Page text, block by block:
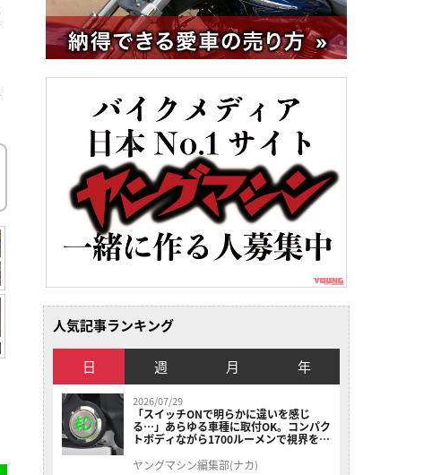
人気記事ランキング
日 週 月 年
2026/07/29
「スイッチONで明らかに違いを感じ
る…」あらゆる車種に取付OK。コンパク
トボディながら1700ルーメンで視界を確
ニット プレシャスレイ スモール］
ヤングマシン編集部(ナカ)